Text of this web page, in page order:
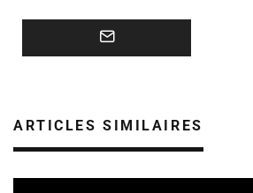
ARTICLES SIMILAIRES